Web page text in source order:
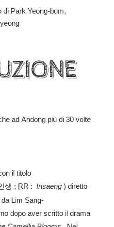
di Park Yeong-bum,
ad Andong più di 30 volte
il titolo
생 ; RR : Insaeng ) diretto
Lim Sang-
dopo aver scritto il drama